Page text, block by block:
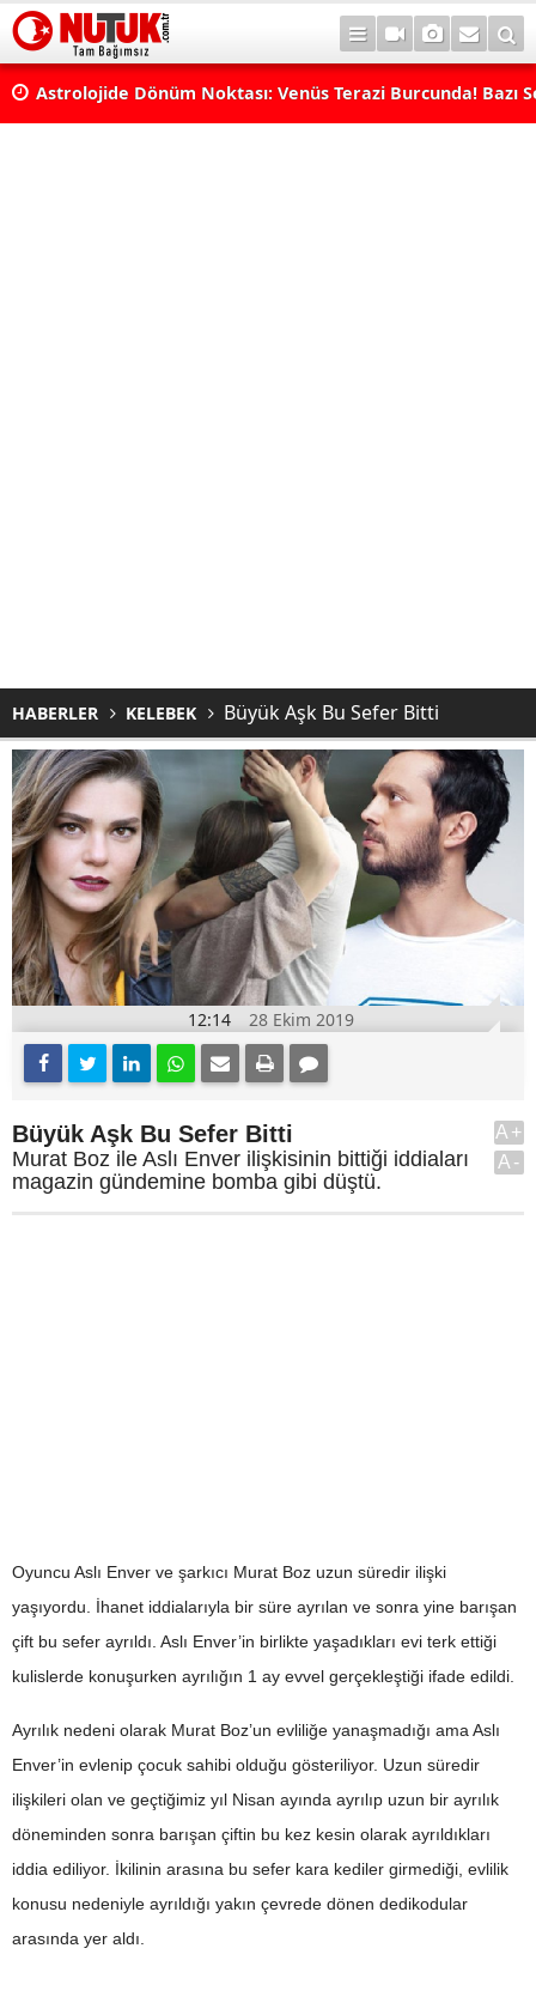
Astrolojide Dönüm Noktası: Venüs Terazi Burcunda! Bazı
HABERLER KELEBEK Büyük Aşk Bu Sefer Bitti
12:14 28 Ekim 2019
Büyük Aşk Bu Sefer Bitti
Murat Boz ile Aslı Enver ilişkisinin bittiği iddiaları
magazin gündemine bomba gibi düştü.
A+
A-
Oyuncu Aslı Enver ve şarkıcı Murat Boz uzun süredir ilişki
yaşıyordu. İhanet iddialarıyla bir süre ayrılan ve sonra yine barışan
çift bu sefer ayrıldı. Aslı Enver’in birlikte yaşadıkları evi terk ettiği
kulislerde konuşurken ayrılığın 1 ay evvel gerçekleştiği ifade edildi.
Ayrılık nedeni olarak Murat Boz’un evliliğe yanaşmadığı ama Aslı
Enver’in evlenip çocuk sahibi olduğu gösteriliyor. Uzun süredir
ilişkileri olan ve geçtiğimiz yıl Nisan ayında ayrılıp uzun bir ayrılık
döneminden sonra barışan çiftin bu kez kesin olarak ayrıldıkları
iddia ediliyor. İkilinin arasına bu sefer kara kediler girmediği, evlilik
konusu nedeniyle ayrıldığı yakın çevrede dönen dedikodular
arasında yer aldı.